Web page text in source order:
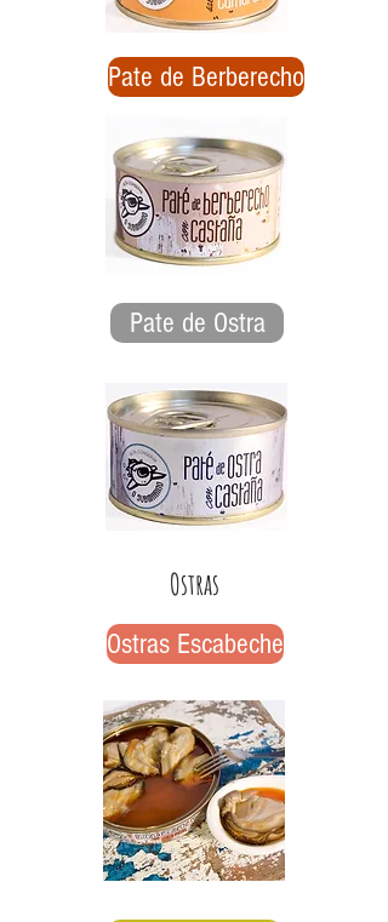
Pate de Berberecho
Pate de Ostra
Ostras
Ostras Escabeche